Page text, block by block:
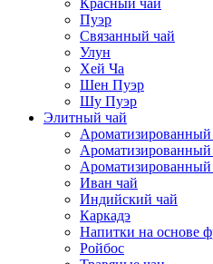
Пуэр
Связанный чай
Улун
Хей Ча
Шен Пуэр
Шу Пуэр
Элитный чай
Ароматизированный
Иван чай
Индийский чай
Каркадэ
Напитки на основе
Ройбос